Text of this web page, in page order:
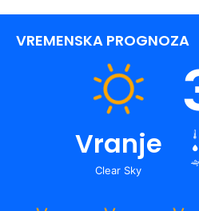
VREMENSKA PROGNOZA
Vranje
Clear Sky